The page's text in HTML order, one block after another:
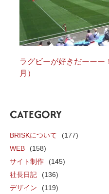
ラグビーが好きだーーー
月）
CATEGORY
BRISKについて
(177)
WEB
(158)
サイト制作
(145)
社長日記
(136)
デザイン
(119)